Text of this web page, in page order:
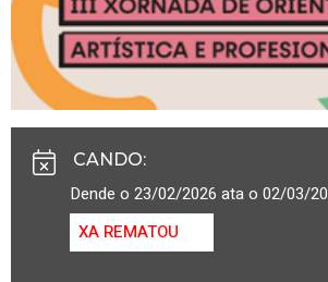
CANDO:
Dende o 23/02/2026 ata o 02/03/
XA REMATOU